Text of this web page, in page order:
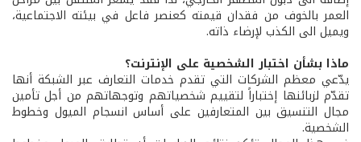
العمر بالخوف من فقدان قيمته كعنصر فاعل في بيئته الاجتماعية،
ويميل الى الكذب لإرضاء ذاته.
ماذا بشأن اختبار الشخصية على الإنترنت؟
يدّعي معظم الشركات التي تقدم خدمات التعارف عبر الشبكة أنها
تقدّم لزبائنها إختباراً لتقييم شخصياتهم وتوجهاتهم من أجل تأمين
مجال التنسيق بين المتعارفين على أساس انسجام الميول وخطوط
الشخصية.